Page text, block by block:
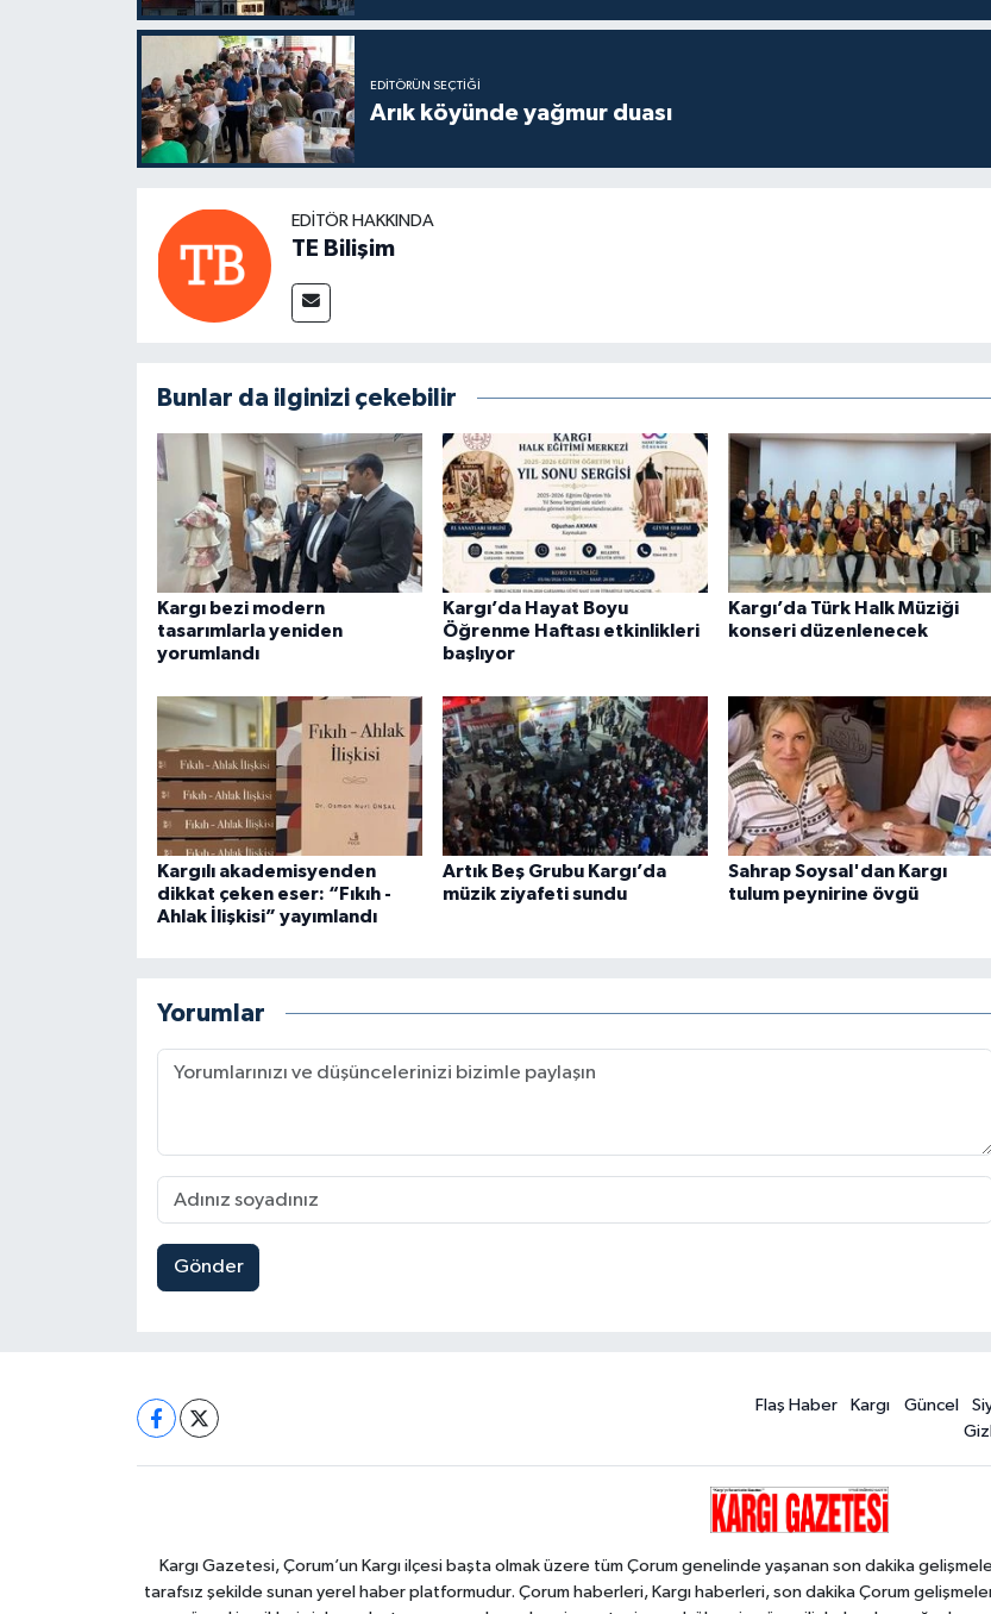
EDITÖRÜN SEÇTIĞI
Arık köyünde yağmur duası
EDITÖR HAKKINDA
TE Bilişim
Bunlar da ilginizi çekebilir
Kargı bezi modern
tasarımlarla yeniden
yorumlandı
Kargı’da Hayat Boyu
Öğrenme Haftası etkinlikleri
başlıyor
Kargı’da Türk Halk Müziği
konseri düzenlenecek
Kargılı akademisyenden
dikkat çeken eser: “Fıkıh -
Ahlak İlişkisi” yayımlandı
Artık Beş Grubu Kargı’da
müzik ziyafeti sundu
Sahrap Soysal'dan Kargı
tulum peynirine övgü
Yorumlar
Gönder
Flaş Haber Kargı Güncel
Kargı Gazetesi, Çorum’un Kargı ilçesi başta olmak üzere tüm Çorum genelinde yaşanan son dakika
tarafsız şekilde sunan yerel haber platformudur. Çorum haberleri, Kargı haberleri, son dakika Çorum